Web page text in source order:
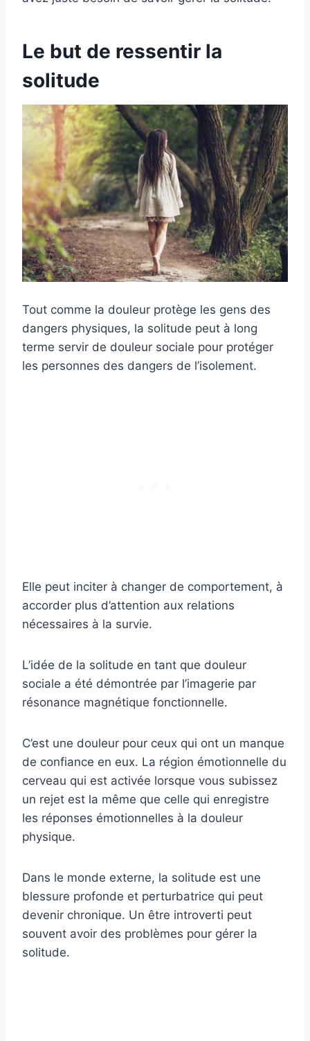
Le but de ressentir la
solitude
Tout comme la douleur protège les gens des
dangers physiques, la solitude peut à long
terme servir de douleur sociale pour protéger
les personnes des dangers de l’isolement.
Elle peut inciter à changer de comportement, à
accorder plus d’attention aux relations
nécessaires à la survie.
L’idée de la solitude en tant que douleur
sociale a été démontrée par l’imagerie par
résonance magnétique fonctionnelle.
C’est une douleur pour ceux qui ont un manque
de confiance en eux. La région émotionnelle du
cerveau qui est activée lorsque vous subissez
un rejet est la même que celle qui enregistre
les réponses émotionnelles à la douleur
physique.
Dans le monde externe, la solitude est une
blessure profonde et perturbatrice qui peut
devenir chronique. Un être introverti peut
souvent avoir des problèmes pour gérer la
solitude.